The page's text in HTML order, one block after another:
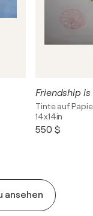
Friendship is
Tinte auf
14x14in
550 $
ansehen